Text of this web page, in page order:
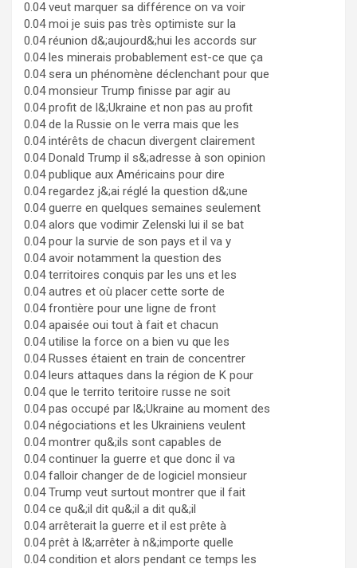
0.04 veut marquer sa différence on va voir
0.04 moi je suis pas très optimiste sur la
0.04 réunion d&;aujourd&;hui les accords sur
0.04 les minerais probablement est-ce que ça
0.04 sera un phénomène déclenchant pour que
0.04 monsieur Trump finisse par agir au
0.04 profit de l&;Ukraine et non pas au profit
0.04 de la Russie on le verra mais que les
0.04 intérêts de chacun divergent clairement
0.04 Donald Trump il s&;adresse à son opinion
0.04 publique aux Américains pour dire
0.04 regardez j&;ai réglé la question d&;une
0.04 guerre en quelques semaines seulement
0.04 alors que vodimir Zelenski lui il se bat
0.04 pour la survie de son pays et il va y
0.04 avoir notamment la question des
0.04 territoires conquis par les uns et les
0.04 autres et où placer cette sorte de
0.04 frontière pour une ligne de front
0.04 apaisée oui tout à fait et chacun
0.04 utilise la force on a bien vu que les
0.04 Russes étaient en train de concentrer
0.04 leurs attaques dans la région de K pour
0.04 que le territo teritoire russe ne soit
0.04 pas occupé par l&;Ukraine au moment des
0.04 négociations et les Ukrainiens veulent
0.04 montrer qu&;ils sont capables de
0.04 continuer la guerre et que donc il va
0.04 falloir changer de de logiciel monsieur
0.04 Trump veut surtout montrer que il fait
0.04 ce qu&;il dit qu&;il a dit qu&;il
0.04 arrêterait la guerre et il est prête à
0.04 prêt à l&;arrêter à n&;importe quelle
0.04 condition et alors pendant ce temps les